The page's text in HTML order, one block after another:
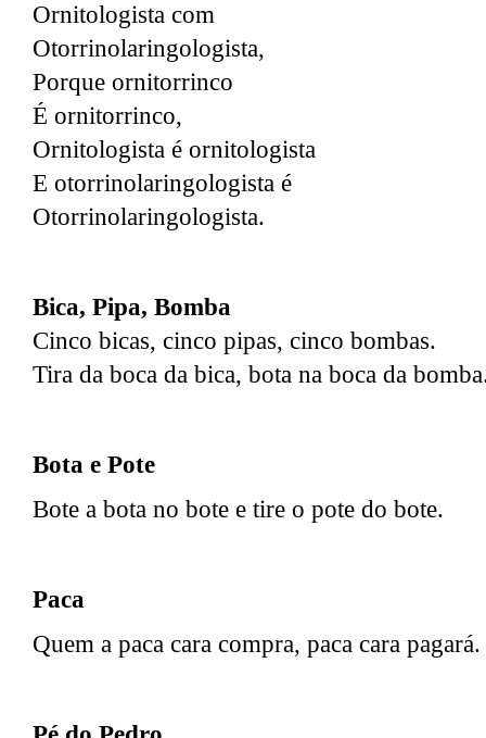
Ornitologista com
Otorrinolaringologista,
Porque ornitorrinco
É ornitorrinco,
Ornitologista é ornitologista
E otorrinolaringologista é
Otorrinolaringologista.
Bica, Pipa, Bomba
Cinco bicas, cinco pipas, cinco bombas.
Tira da boca da bica, bota na boca da
Bota e Pote
Bote a bota no bote e tire o pote do bote.
Paca
Quem a paca cara compra, paca cara pagará.